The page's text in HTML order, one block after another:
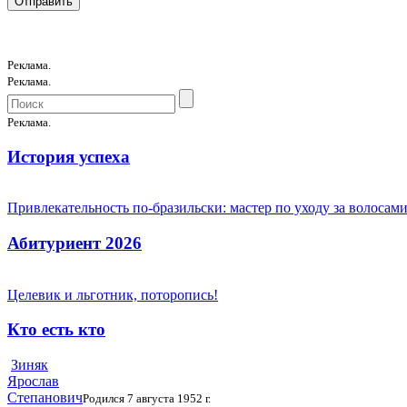
Реклама.
Реклама.
Реклама.
История успеха
Привлекательность по-бразильски: мастер по уходу за
Абитуриент 2026
Целевик и льготник, поторопись!
Кто есть кто
Зиняк
Ярослав
СтепановичРодился 7 августа 1952 г.